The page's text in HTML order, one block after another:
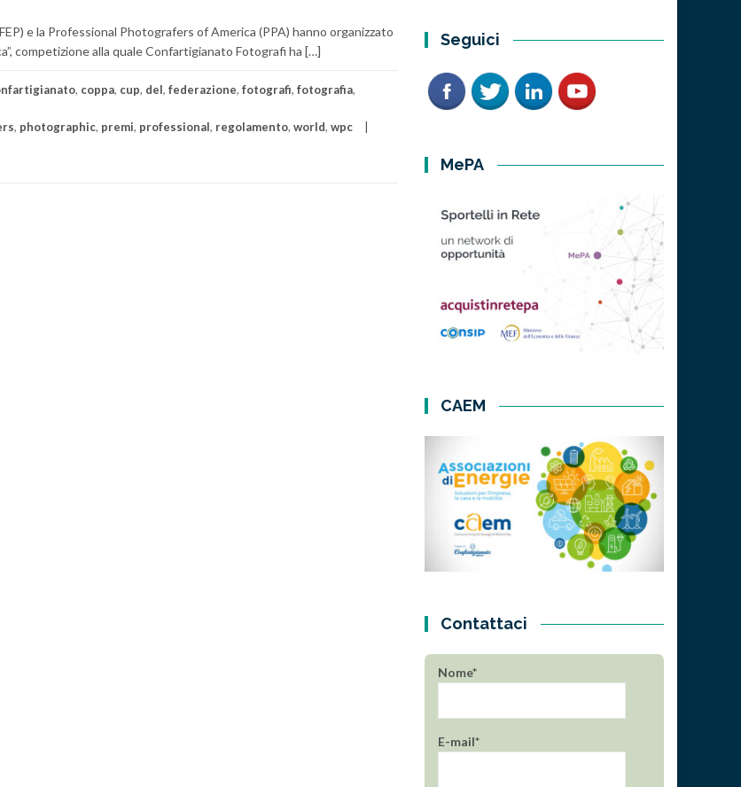
e la Professional Photografers of America (PPA) hanno organizzato
competizione alla quale Confartigianato Fotografi ha […]
, coppa, cup, del, federazione, fotografi, fotografia,
, photographic, premi, professional, regolamento, world, wpc
Seguici
MePA
CAEM
Contattaci
Nome*
E-mail*